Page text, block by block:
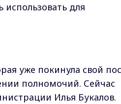
использовать для
уже покинула свой
полномочий. Сейчас
Илья Букалов.